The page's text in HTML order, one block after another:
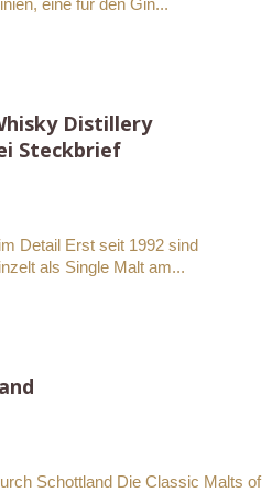
eine für den Gin...
Distillery
Steckbrief
Detail Erst seit 1992 sind
als Single Malt am...
Schottland Die Classic Malts of